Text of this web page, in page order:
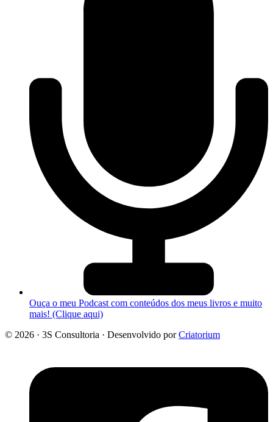
Ouça o meu Podcast com conteúdos dos meus livros e muito
mais! (Clique aqui)
© 2026 · 3S Consultoria · Desenvolvido porCriatorium